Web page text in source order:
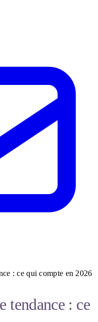
: ce qui compte en 2026
tendance : ce